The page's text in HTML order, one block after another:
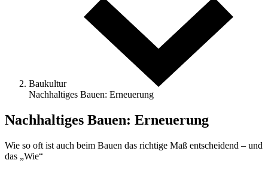
Baukultur
Nachhaltiges Bauen: Erneuerung
Nachhaltiges Bauen: Erneuerung
Wie so oft ist auch beim Bauen das ­richtige Maß entscheidend – und
das „Wie“